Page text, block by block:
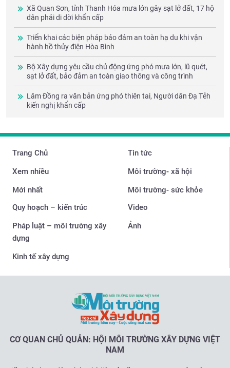
Xã Quan Sơn, tỉnh Thanh Hóa mưa lớn gây sạt lở đất, 17 hộ
dân phải di dời khẩn cấp
Triển khai các biện pháp bảo đảm an toàn hạ du khi vận
hành hồ thủy điện Hòa Bình
Bộ Xây dựng yêu cầu chủ động ứng phó mưa lớn, lũ quét,
sạt lở đất, bảo đảm an toàn giao thông và công trình
Lâm Đồng ra văn bản ứng phó thiên tai, Người dân Đạ Tẻh
kiến nghị khẩn cấp
Trang Chủ
Xem nhiều
Mới nhất
Tin tức
Môi trường- xã hội
Môi trường- sức khỏe
Quy hoạch – kiến trúc
Pháp luật – môi trường xây
dựng
Kinh tế xây dựng
Video
Ảnh
CƠ QUAN CHỦ QUẢN: HỘI MÔI TRƯỜNG XÂY DỰNG VIỆT
NAM